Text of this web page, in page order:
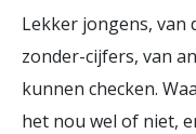
Lekker jongens,
zonder-cijfers, van
kunnen checken.
het nou wel of niet,